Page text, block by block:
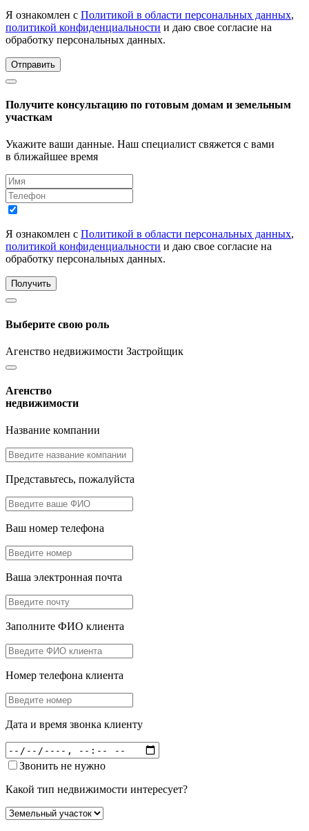
Я ознакомлен с Политикой в области персональных данных,
политикой конфиденциальности и даю свое согласие на
обработку персональных данных.
Отправить
Получите консультацию по готовым домам и земельным
участкам
Укажите ваши данные. Наш специалист свяжется с вами
в ближайшее время
Я ознакомлен с Политикой в области персональных данных,
политикой конфиденциальности и даю свое согласие на
обработку персональных данных.
Получить
Выберите свою роль
Агенство недвижимости Застройщик
Агенство
недвижимости
Название компании
Представьтесь, пожалуйста
Ваш номер телефона
Ваша электронная почта
Заполните ФИО клиента
Номер телефона клиента
Дата и время звонка клиенту
Звонить не нужно
Какой тип недвижимости интересует?